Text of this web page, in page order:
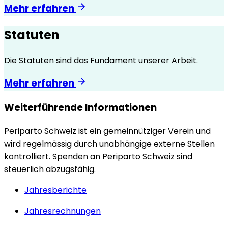
Mehr erfahren
Statuten
Die Statuten sind das Fundament unserer Arbeit.
Mehr erfahren
Weiterführende Informationen
Periparto Schweiz ist ein gemeinnütziger Verein und
wird regelmässig durch unabhängige externe Stellen
kontrolliert. Spenden an Periparto Schweiz sind
steuerlich abzugsfähig.
Jahresberichte
Jahresrechnungen